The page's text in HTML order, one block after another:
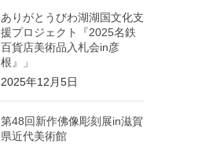
ありがとうびわ湖湖国文化支
援プロジェクト『2025名鉄
百貨店美術品入札会in彦
根』」
2025年12月5日
第48回新作佛像彫刻展in滋賀
県近代美術館